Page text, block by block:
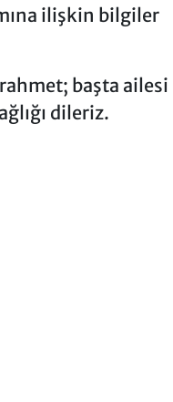
ilişkin bilgiler
başta ailesi
dileriz.